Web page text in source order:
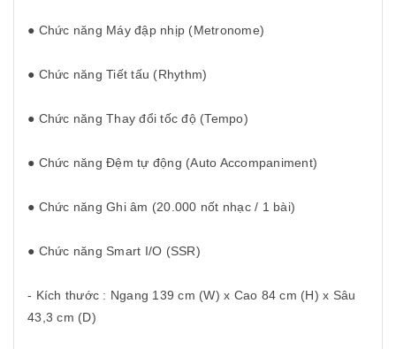
● Chức năng Máy đập nhịp (Metronome)
● Chức năng Tiết tấu (Rhythm)
● Chức năng Thay đổi tốc độ (Tempo)
● Chức năng Đệm tự động (Auto Accompaniment)
● Chức năng Ghi âm (20.000 nốt nhạc / 1 bài)
● Chức năng Smart I/O (SSR)
- Kích thước : Ngang 139 cm (W) x Cao 84 cm (H) x Sâu
43,3 cm (D)